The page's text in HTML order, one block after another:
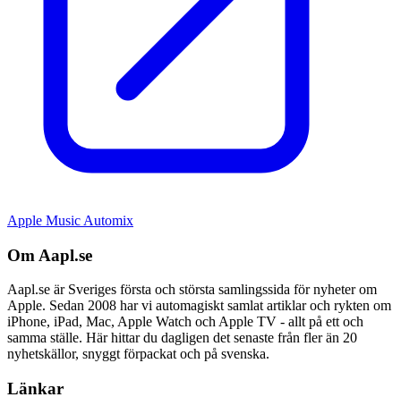
Apple Music Automix
Om Aapl.se
Aapl.se är Sveriges första och största samlingssida för nyheter om
Apple. Sedan 2008 har vi automagiskt samlat artiklar och rykten om
iPhone, iPad, Mac, Apple Watch och Apple TV - allt på ett och
samma ställe. Här hittar du dagligen det senaste från fler än 20
nyhetskällor, snyggt förpackat och på svenska.
Länkar